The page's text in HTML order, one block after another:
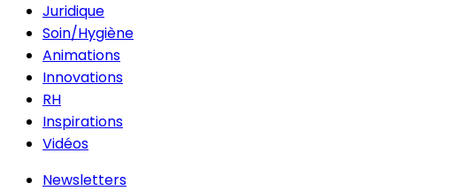
Juridique
Soin/Hygiène
Animations
Innovations
RH
Inspirations
Vidéos
Newsletters